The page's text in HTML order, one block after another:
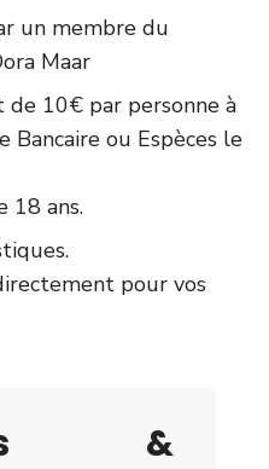
un membre du
Maar
10€ par personne à
Bancaire ou Espèces le
18 ans.
pour vos
&